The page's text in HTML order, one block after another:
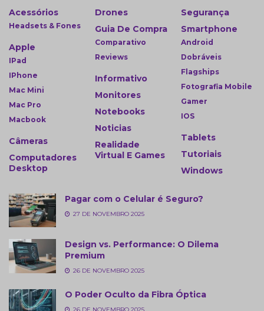
Acessórios
Headsets & Fones
Apple
IPad
IPhone
Mac Mini
Mac Pro
Macbook
Câmeras
Computadores
Desktop
Drones
Guia De Compra
Comparativo
Reviews
Informativo
Monitores
Notebooks
Noticias
Realidade
Virtual E Games
Segurança
Smartphone
Android
Dobráveis
Flagships
Fotografia Mobile
Gamer
IOS
Tablets
Tutoriais
Windows
Pagar com o Celular é Seguro?
27 DE NOVEMBRO 2025
Design vs. Performance: O Dilema
Premium
26 DE NOVEMBRO 2025
O Poder Oculto da Fibra Óptica